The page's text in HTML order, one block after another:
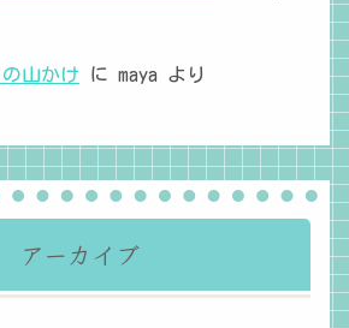
山かけ に maya より
アーカイブ